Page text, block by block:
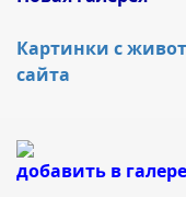
Картинки с
сайта
добавить в